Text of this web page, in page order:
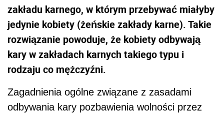
zakładu karnego, w którym przebywać miałyby
jedynie kobiety (żeńskie zakłady karne). Takie
rozwiązanie powoduje, że kobiety odbywają
kary w zakładach karnych takiego typu i
rodzaju co mężczyźni.
Zagadnienia ogólne związane z zasadami
odbywania kary pozbawienia wolności przez